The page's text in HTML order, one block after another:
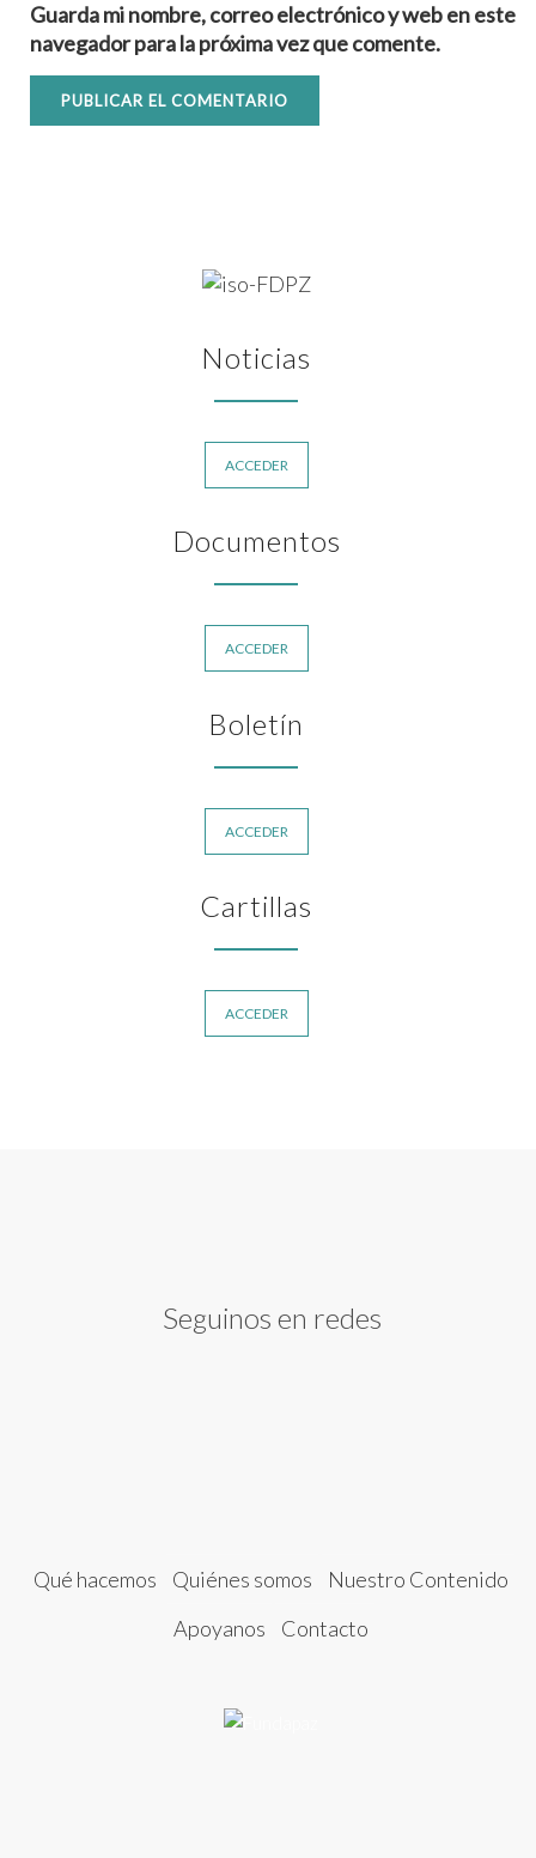
Guarda mi nombre, correo electrónico y web en este
navegador para la próxima vez que comente.
Noticias
ACCEDER
Documentos
ACCEDER
Boletín
ACCEDER
Cartillas
ACCEDER
Seguinos en redes
Qué hacemos Quiénes somos
Nuestro Contenido
Apoyanos
Contacto